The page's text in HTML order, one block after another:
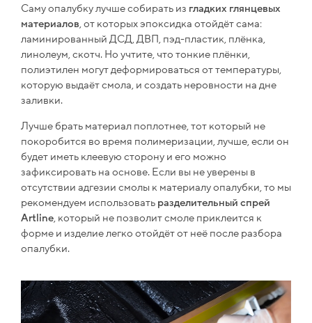
Саму опалубку лучше собирать из гладких глянцевых
материалов, от которых эпоксидка отойдёт сама:
ламинированный ДСД, ДВП, пэд-пластик, плёнка,
линолеум, скотч. Но учтите, что тонкие плёнки,
полиэтилен могут деформироваться от температуры,
которую выдаёт смола, и создать неровности на дне
заливки.
Лучше брать материал поплотнее, тот который не
покоробится во время полимеризации, лучше, если он
будет иметь клеевую сторону и его можно
зафиксировать на основе. Если вы не уверены в
отсутствии адгезии смолы к материалу опалубки, то мы
рекомендуем использовать разделительный спрей
Artline, который не позволит смоле приклеится к
форме и изделие легко отойдёт от неё после разбора
опалубки.